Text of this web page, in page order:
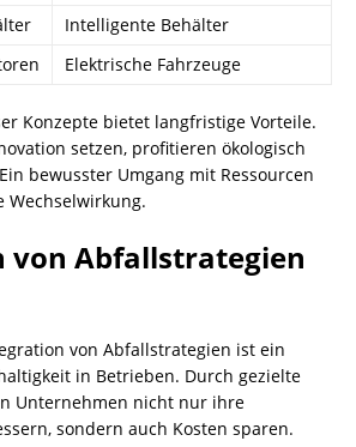
Intelligente Behälter
Elektrische Fahrzeuge
Konzepte bietet langfristige Vorteile.
setzen, profitieren ökologisch
bewusster Umgang mit Ressourcen
Wechselwirkung.
von Abfallstrategien
von Abfallstrategien ist ein
in Betrieben. Durch gezielte
Unternehmen nicht nur ihre
sondern auch Kosten sparen.